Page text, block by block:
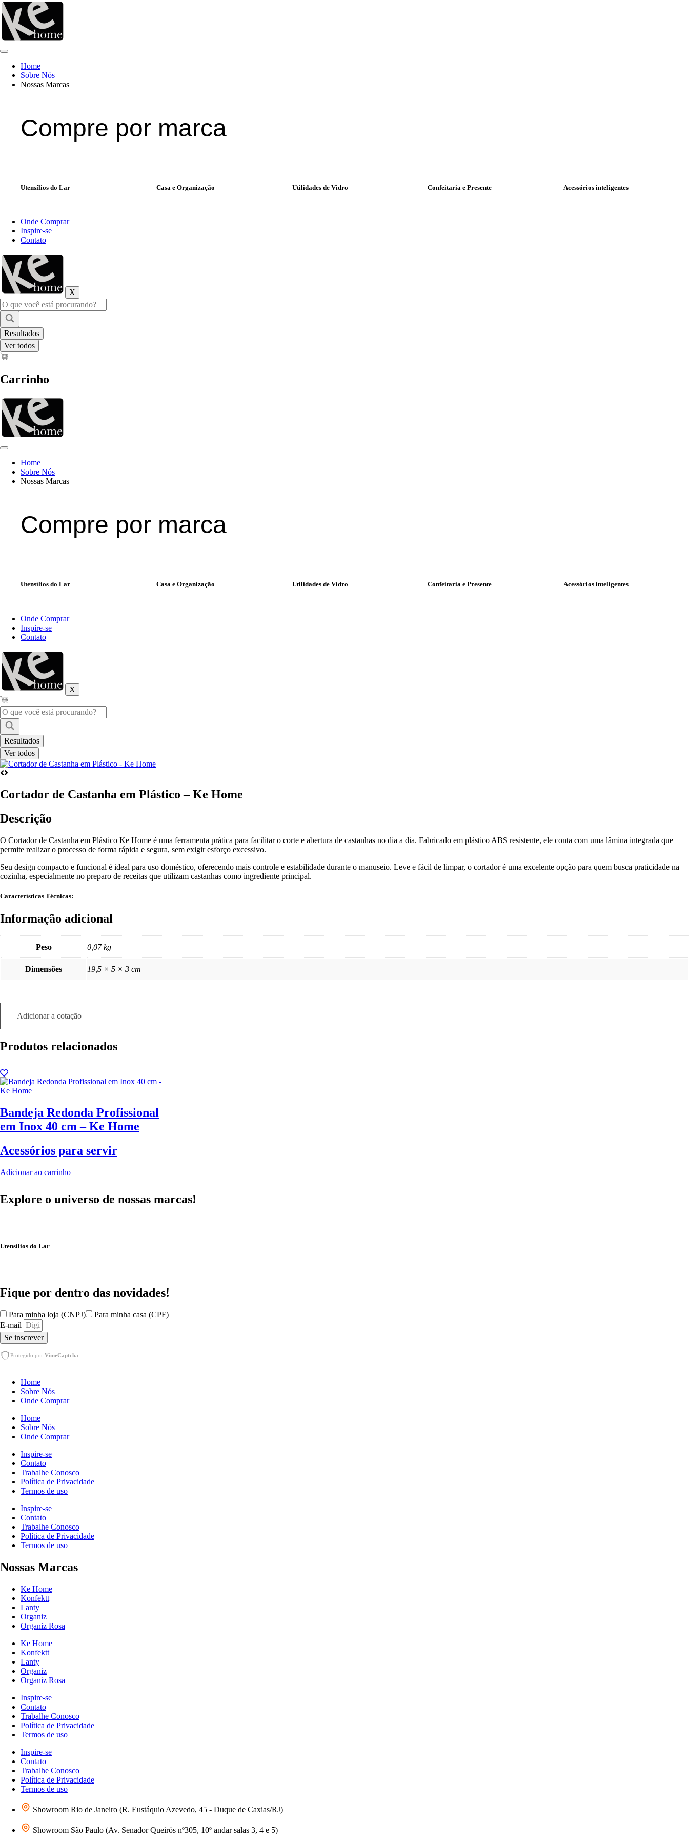
Ir
para
conteúdo
Home
Sobre Nós
Nossas Marcas
Compre por marca
Utensílios do Lar Casa e Organização Utilidades de Vidro Confeitaria e Presente Acessórios inteligentes
Onde Comprar
Inspire-se
Contato
X
Pesquisar
...
Resultados
Ver todos
Carrinho
Home
Sobre Nós
Nossas Marcas
Compre por marca
Utensílios do Lar Casa e Organização Utilidades de Vidro Confeitaria e Presente Acessórios inteligentes
Onde Comprar
Inspire-se
Contato
X
Pesquisar
...
Resultados
Ver todos
Cortador de Castanha em Plástico – Ke Home
Descrição
O Cortador de Castanha em Plástico Ke Home é uma ferramenta prática para facilitar o corte e abertura de castanhas no dia a dia. Fabricado em plástico ABS resistente, ele conta com uma lâmina integrada que
permite realizar o processo de forma rápida e segura, sem exigir esforço excessivo.
Seu design compacto e funcional é ideal para uso doméstico, oferecendo mais controle e estabilidade durante o manuseio. Leve e fácil de limpar, o cortador é uma excelente opção para quem busca praticidade na
cozinha, especialmente no preparo de receitas que utilizam castanhas como ingrediente principal.
Características Técnicas:
Informação adicional
Peso 0,07 kg
Dimensões 19,5 × 5 × 3 cm
Adicionar a cotação
Produtos relacionados
Bandeja Redonda Profissional
em Inox 40 cm – Ke Home
Acessórios para servir
Adicionar ao carrinho
Explore o universo de nossas marcas!
Utensílios do Lar
Fique por dentro das novidades!
Para minha loja (CNPJ)
Para minha casa (CPF)
E-mail
Se inscrever
Protegido por VimeCaptcha
Home
Sobre Nós
Onde Comprar
Home
Sobre Nós
Onde Comprar
Inspire-se
Contato
Trabalhe Conosco
Política de Privacidade
Termos de uso
Inspire-se
Contato
Trabalhe Conosco
Política de Privacidade
Termos de uso
Nossas Marcas
Ke Home
Konfektt
Lanty
Organiz
Organiz Rosa
Ke Home
Konfektt
Lanty
Organiz
Organiz Rosa
Inspire-se
Contato
Trabalhe Conosco
Política de Privacidade
Termos de uso
Inspire-se
Contato
Trabalhe Conosco
Política de Privacidade
Termos de uso
Showroom Rio de Janeiro (R. Eustáquio Azevedo, 45 - Duque de Caxias/RJ)
Showroom São Paulo (Av. Senador Queirós nº305, 10º andar salas 3, 4 e 5)